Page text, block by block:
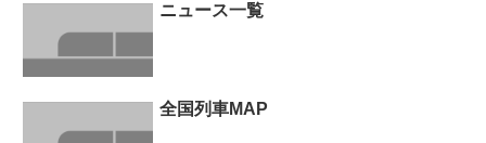
ニュース一覧
全国列車MAP